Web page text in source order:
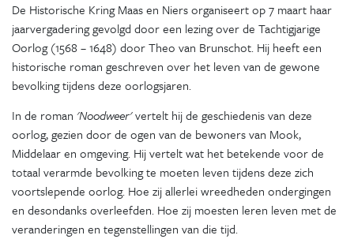
De Historische Kring Maas en Niers organiseert op 7 maart haar
jaarvergadering gevolgd door een lezing over de Tachtigjarige
Oorlog (1568 – 1648) door Theo van Brunschot. Hij heeft een
historische roman geschreven over het leven van de gewone
bevolking tijdens deze oorlogsjaren.
In de roman 'Noodweer'vertelt hij de geschiedenis van deze
oorlog, gezien door de ogen van de bewoners van Mook,
Middelaar en omgeving. Hij vertelt wat het betekende voor de
totaal verarmde bevolking te moeten leven tijdens deze zich
voortslepende oorlog. Hoe zij allerlei wreedheden ondergingen
en desondanks overleefden. Hoe zij moesten leren leven met de
veranderingen en tegenstellingen van die tijd.